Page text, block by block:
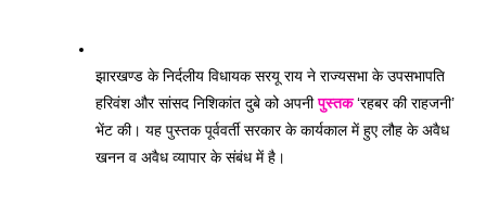
झारखण्ड के निर्दलीय विधायक सरयू राय ने राज्यसभा के उपसभापति
हरिवंश और सांसद निशिकांत दुबे को अपनी पुस्तक ‘रहबर की राहजनी’
भेंट की। यह पुस्तक पूर्ववर्ती सरकार के कार्यकाल में हुए लौह के अवैध
खनन व अवैध व्यापार के संबंध में है।